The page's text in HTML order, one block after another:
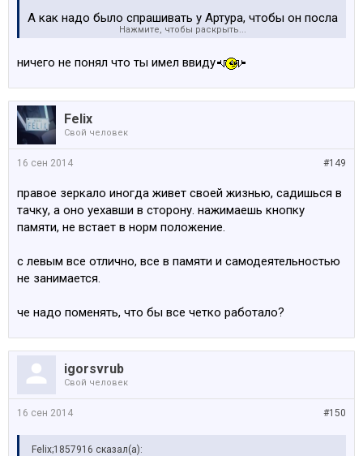
А как надо было спрашивать у Артура, чтобы он посла
на#уй, я представляю, наверно примерно также как и
Нажмите, чтобы раскрыть...
ничего не понял что ты имел ввиду
Felix
Свой человек
#149
16 сен 2014
правое зеркало иногда живет своей жизнью, садишься в
тачку, а оно уехавши в сторону. нажимаешь кнопку
памяти, не встает в норм положение.
с левым все отлично, все в памяти и самодеятельностью
не занимается.
че надо поменять, что бы все четко работало?
igorsvrub
Свой человек
#150
16 сен 2014
Felix;1857916 сказал(а):